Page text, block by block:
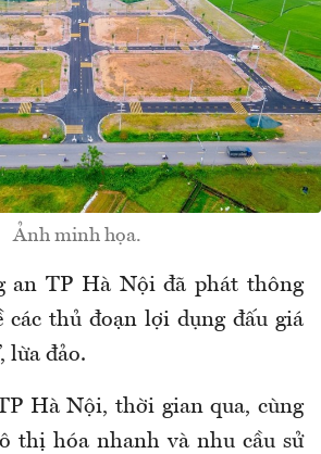
Ảnh minh họa.
an TP Hà Nội đã phát thông
các thủ đoạn lợi dụng đấu giá
lừa đảo.
Hà Nội, thời gian qua, cùng
thị hóa nhanh và nhu cầu sử